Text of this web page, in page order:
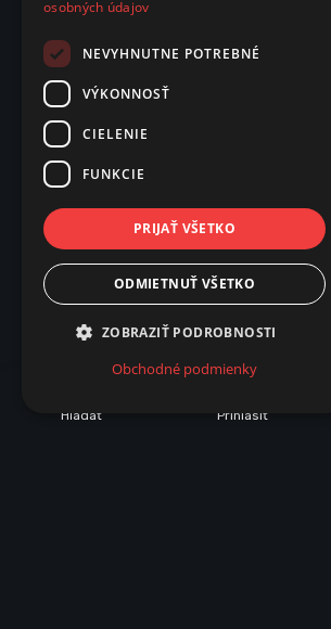
Hľadať Prihlásiť
osobných údajov
NEVYHNUTNE POTREBNÉ
VÝKONNOSŤ
CIELENIE
FUNKCIE
PRIJAŤ VŠETKO
ODMIETNUŤ VŠETKO
ZOBRAZIŤ PODROBNOSTI
Obchodné podmienky